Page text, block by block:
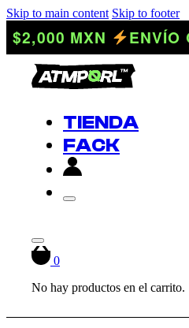
Skip to main content Skip to footer
$2,000 MXN ENVÍO
TIENDA
FACK
0
No hay productos en el carrito.